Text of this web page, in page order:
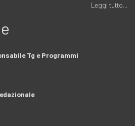
Leggi tutto...
Tg e Programmi